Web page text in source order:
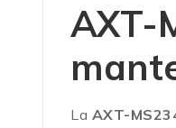
AXT-
La AXT-